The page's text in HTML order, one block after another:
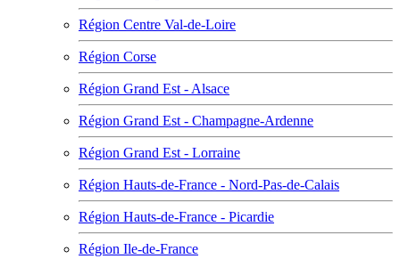
Région Centre Val-de-Loire
Région Corse
Région Grand Est - Alsace
Région Grand Est - Champagne-Ardenne
Région Grand Est - Lorraine
Région Hauts-de-France - Nord-Pas-de-Calais
Région Hauts-de-France - Picardie
Région Ile-de-France